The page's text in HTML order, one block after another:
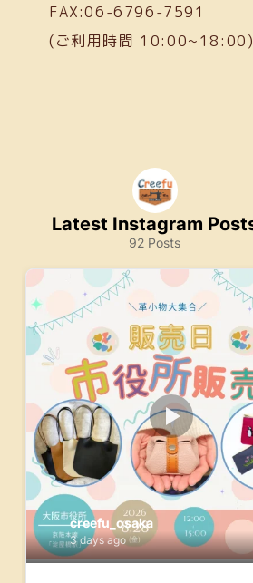
FAX:06-6796-7591
(ご利用時間 10:00~18:00)